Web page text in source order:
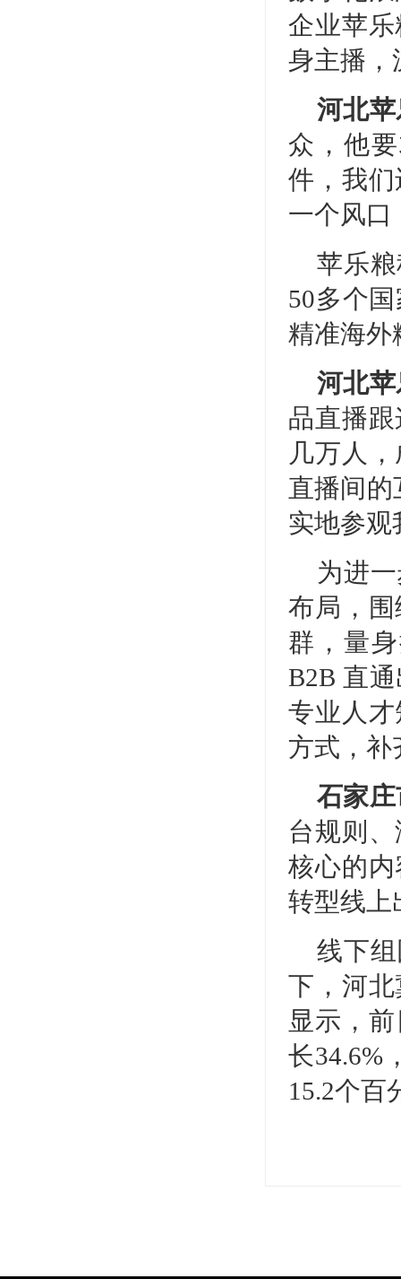
企业苹
身主播，
河北
众，他
件，我
一个风口
苹乐
50多个
精准海外
河北
品直播
几万人
直播间的
实地参观
为进
布局，
群，量
B2B 直
专业人
方式，补
石家
台规则
核心的
转型线上
线下
下，河
显示，
长34.6%
15.2个百